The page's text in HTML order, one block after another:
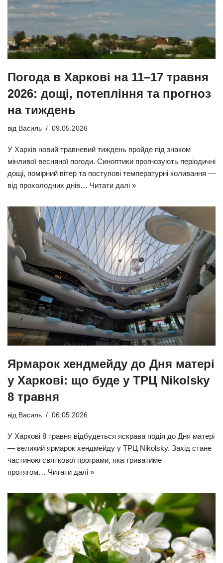
Погода в Харкові на 11–17 травня
2026: дощі, потепління та прогноз
на тиждень
від Василь 09.05.2026
У Харків новий травневий тиждень пройде під знаком
мінливої весняної погоди. Синоптики прогнозують періодичні
дощі, помірний вітер та поступові температурні коливання —
від прохолодних днів… Читати далі »
Ярмарок хендмейду до Дня матері
у Харкові: що буде у ТРЦ Nikolsky
8 травня
від Василь 06.05.2026
У Харкові 8 травня відбудеться яскрава подія до Дня матері
— великий ярмарок хендмейду у ТРЦ Nikolsky. Захід стане
частиною святкової програми, яка триватиме
протягом… Читати далі »